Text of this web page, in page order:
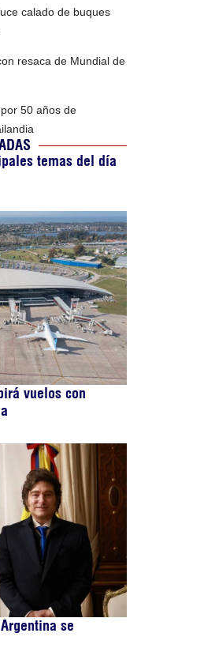
calado de buques
resaca de Mundial de
50 años de
temas del día
vuelos con
se